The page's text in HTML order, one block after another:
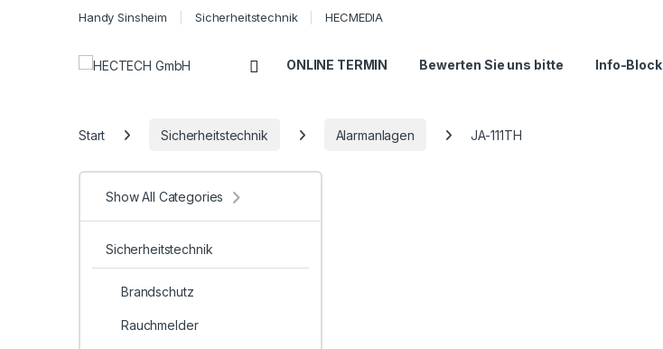
Handy Sinsheim Sicherheitstechnik HECMEDIA
Open ONLINE TERMIN Bewerten Sie uns bitte Info-Block
Start Sicherheitstechnik Alarmanlagen JA-111TH
Show All Categories
Sicherheitstechnik
Brandschutz
Rauchmelder